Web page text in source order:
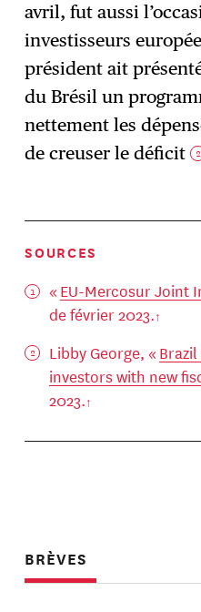
avril, fut aussi
investisseurs
président ait
du Brésil un
nettement les
de creuser le déficit 2
SOURCES
« EU-Mercosur Joint
de février 2023.
Libby George, «
investors with new
2023.
BRÈVES